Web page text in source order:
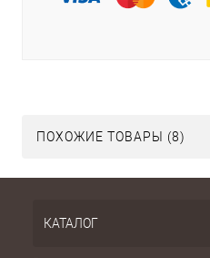
ПОХОЖИЕ ТОВАРЫ (8)
КАТАЛОГ